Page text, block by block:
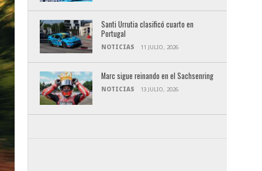
Santi Urrutia clasificó cuarto en
Portugal
NOTICIAS 11 JULIO, 2026
Marc sigue reinando en el Sachsenring
NOTICIAS 13 JULIO, 2026